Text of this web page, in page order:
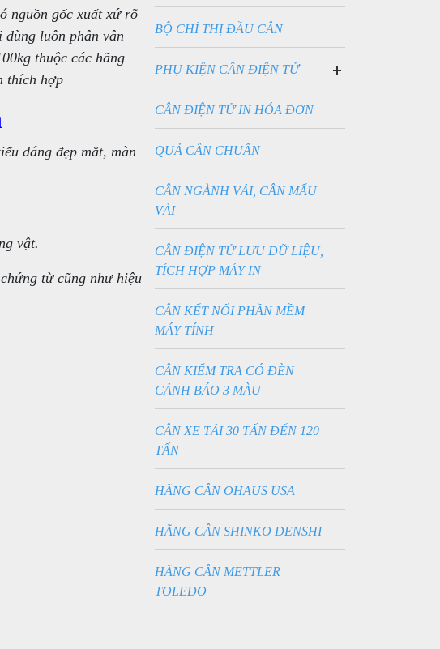
nguồn gốc xuất xứ rõ
luôn phân vân
thuộc các hãng
thích hợp
dáng đẹp mắt, màn
vật.
từ cũng như hiệu
CÂN BỒN ĐIỆN TỬ
BỘ CHỈ THỊ ĐẦU CÂN
PHỤ KIỆN CÂN ĐIỆN TỬ
CẢM BIẾN LỰC LOADCELL
PIN SẠC CHO CÂN
CÂN ĐIỆN TỬ IN HÓA ĐƠN
QUẢ CÂN CHUẨN
CÂN NGÀNH VẢI, CÂN MẨU
VẢI
CÂN ĐIỆN TỬ LƯU DỮ LIỆU,
TÍCH HỢP MÁY IN
CÂN KẾT NỐI PHẦN MỀM
MÁY TÍNH
CÂN KIỂM TRA CÓ ĐÈN
CẢNH BÁO 3 MÀU
CÂN XE TẢI 30 TẤN ĐẾN 120
TẤN
HÃNG CÂN OHAUS USA
HÃNG CÂN SHINKO DENSHI
HÃNG CÂN METTLER
TOLEDO